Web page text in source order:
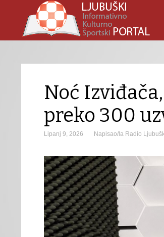
Noć
preko 300
Lipanj 9, 2026 Napisao/la Radio